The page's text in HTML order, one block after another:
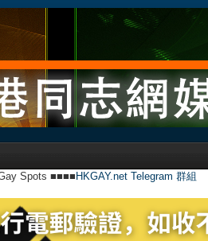
Spots ■■■■ HKGAY.net Telegram 群組